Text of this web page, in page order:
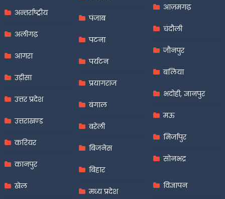
अन्तर्राष्ट्रीय
अलीगढ़
आगरा
उड़ीसा
उत्तर प्रदेश
उत्तराखण्ड
करियर
कानपुर
खेल
पंजाब
पटना
पर्यटन
प्रयागराज
बंगाल
बरेली
बिजनेस
बिहार
मध्य प्रदेश
आज़मगढ़
चंदौली
जौनपुर
बलिया
भदोही, ज्ञानपुर
मऊ
मिर्जापुर
सोनभद्र
विज्ञापन